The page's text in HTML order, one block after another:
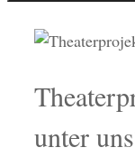
unter